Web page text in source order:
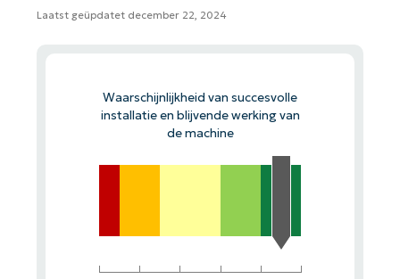
Laatst geüpdatet december 22, 2024
Waarschijnlijkheid van succesvolle
installatie en blijvende werking van
de machine